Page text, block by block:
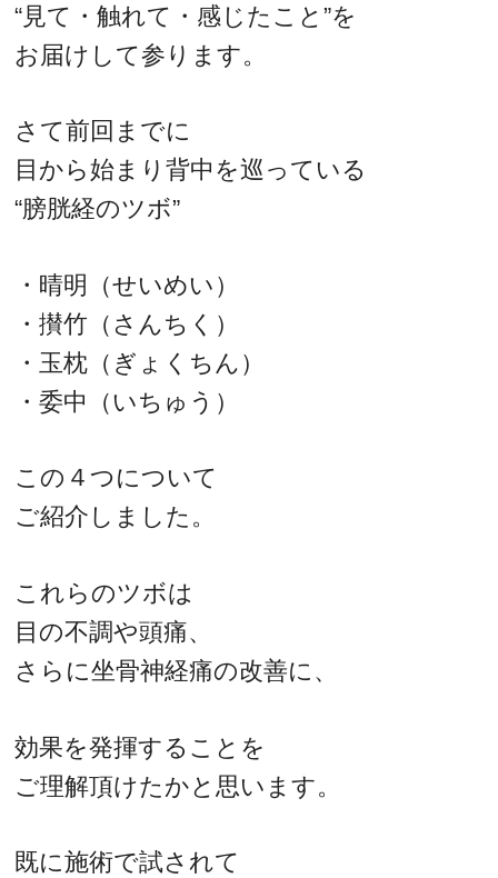
“見て・触れて・感じたこと”を
お届けして参ります。
さて前回までに
目から始まり背中を巡っている
“膀胱経のツボ”
・晴明（せいめい）
・攅竹（さんちく）
・玉枕（ぎょくちん）
・委中（いちゅう）
この４つについて
ご紹介しました。
これらのツボは
目の不調や頭痛、
さらに坐骨神経痛の改善に、
効果を発揮することを
ご理解頂けたかと思います。
既に施術で試されて